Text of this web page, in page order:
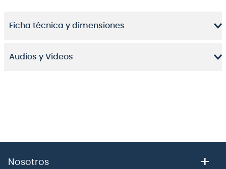
Ficha técnica y dimensiones
Audios y Videos
Nosotros +